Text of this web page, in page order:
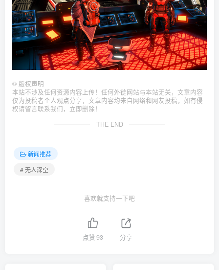
© 版权声明
本站不涉及任何资源内容上传！任何外链网站与本站无关，文章内容
仅为投稿者个人观点分享，文章内容均来自网络和网友投稿，如有侵
权请留言联系我们，立即删除！
THE END
新闻推荐
# 无人深空
喜欢就支持一下吧
点赞93 分享